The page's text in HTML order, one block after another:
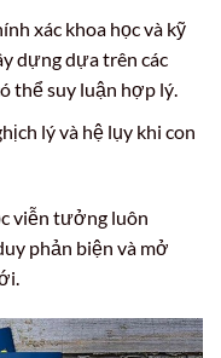
xác khoa học và kỹ
dựng dựa trên các
thể suy luận hợp lý.
lý và hệ lụy khi con
viễn tưởng luôn
phản biện và mở